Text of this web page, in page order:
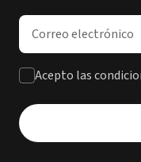
Dirección de correo
Acepto las